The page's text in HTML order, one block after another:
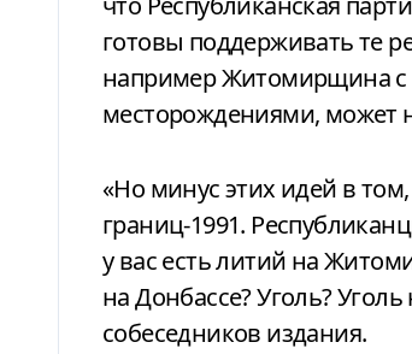
готовы поддерживать те
например Житомирщина с
месторождениями, может
«Но минус этих идей в
границ-1991.
у вас есть литий на
на Донбассе? Уголь?
собеседников издания.